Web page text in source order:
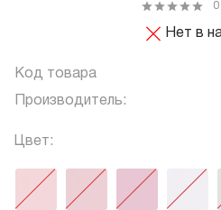
Нет в
0
Код товара
Производитель:
Цвет: